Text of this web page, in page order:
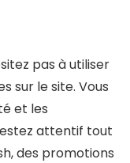
pas à utiliser
sur le site. Vous
et les
attentif tout
des promotions